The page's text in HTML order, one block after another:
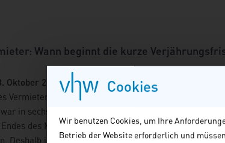
Cookies
Wir benutzen Cookies, um Ihre
Betrieb der Website erforderlich und
Wann beginnt die kurze
Oktober 2013 - VIII ZR 402/12
Vermieters wegen Veränderungen oder
in sechs Monaten ab dem Zeitpunkt, in dem er die
des Mietverhältnisses kommt es – anders als
Deshalb ist es für den Vermieter wichtig, dass er